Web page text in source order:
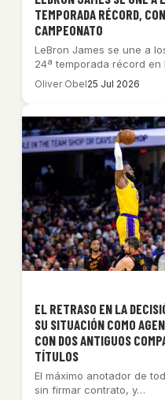
TEMPORADA RÉCORD,
CAMPEONATO
LeBron James se une a
24ª temporada récord en
Oliver Obel25 Jul 2026
EL RETRASO EN LA
SU SITUACIÓN COMO
CON DOS ANTIGUOS
TÍTULOS
El máximo anotador de
sin firmar contrato, y…